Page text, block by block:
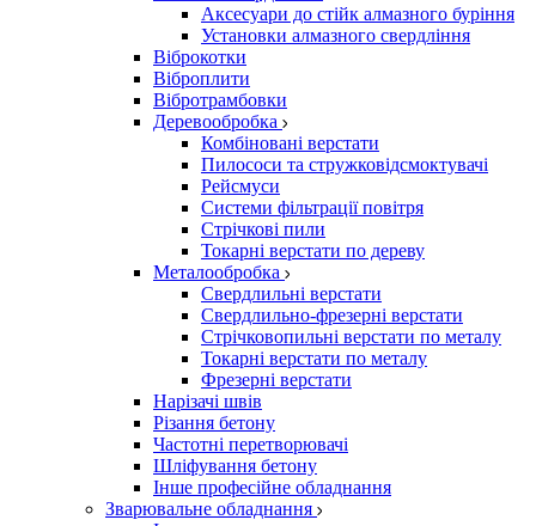
Аксесуари до стійк алмазного буріння
Установки алмазного свердління
Віброкотки
Віброплити
Вібротрамбовки
Деревообробка
Комбіновані верстати
Пилососи та стружковідсмоктувачі
Рейсмуси
Системи фільтрації повітря
Стрічкові пили
Токарні верстати по дереву
Металообробка
Свердлильні верстати
Свердлильно-фрезерні верстати
Стрічковопильні верстати по металу
Токарні верстати по металу
Фрезерні верстати
Нарізачі швів
Різання бетону
Частотні перетворювачі
Шліфування бетону
Інше професійне обладнання
Зварювальне обладнання